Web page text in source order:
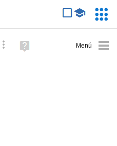
Búsqueda avanzada
Ayuda
(en